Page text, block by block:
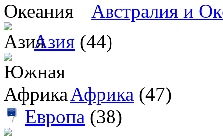
Австралия и
Азия (44)
Африка (47)
Европа (38)